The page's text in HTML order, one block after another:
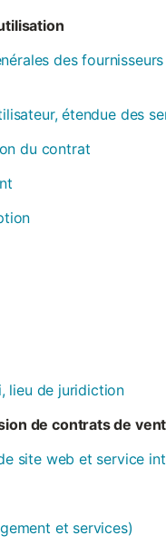
des
étendue des
du contrat
lieu de juridiction
de contrats de
site web et service
et services)